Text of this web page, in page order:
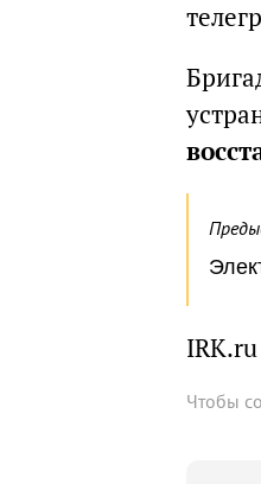
IRK.ru
Чтобы